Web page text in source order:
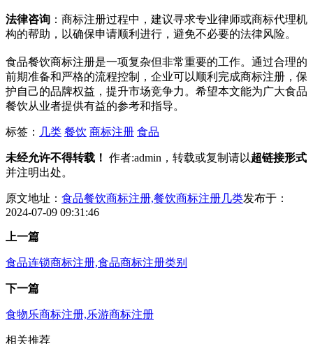
法律咨询 ：商标注册过程中，建议寻求专业律师或商标代理机
构的帮助，以确保申请顺利进行，避免不必要的法律风险。
食品餐饮商标注册是一项复杂但非常重要的工作。通过合理的
前期准备和严格的流程控制，企业可以顺利完成商标注册，保
护自己的品牌权益，提升市场竞争力。希望本文能为广大食品
餐饮从业者提供有益的参考和指导。
标签： 几类 餐饮 商标注册 食品
未经允许不得转载！ 作者:admin，转载或复制请以超链接形式
并注明出处。
原文地址： 食品餐饮商标注册,餐饮商标注册几类发布于：
2024-07-09 09:31:46
上一篇
食品连锁商标注册,食品商标注册类别
下一篇
食物乐商标注册,乐游商标注册
相关推荐